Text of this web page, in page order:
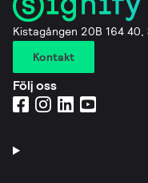
Kistagången 20B 164 40,
Kontakt
Följ oss